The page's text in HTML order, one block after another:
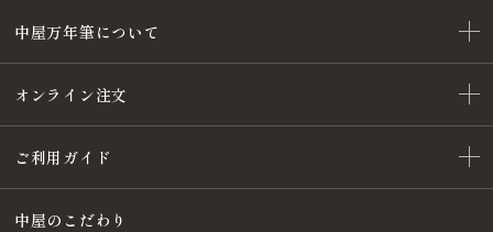
中屋万年筆について
オンライン注文
ご利用ガイド
中屋のこだわり